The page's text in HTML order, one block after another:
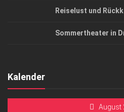
Reiselust und
Sommertheater in
Kalender
August